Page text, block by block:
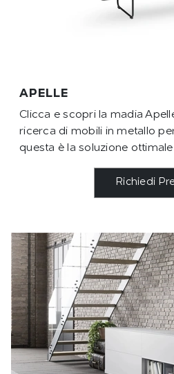
APELLE
Clicca e scopri la madia
ricerca di mobili in metallo
questa è la soluzione
Richiedi